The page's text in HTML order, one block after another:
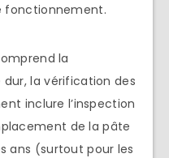
fonctionnement.
la
la vérification des
inclure l’inspection
de la pâte
ans (surtout pour les